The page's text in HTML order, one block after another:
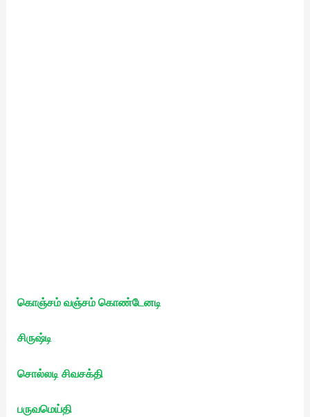
கொஞ்சம் வஞ்சம் கொண்டேனடி
சிருஷ்டி
சொல்லடி சிவசக்தி
பருவமெய்தி